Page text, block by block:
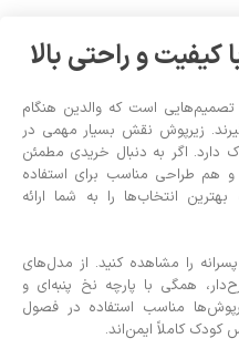
و راحتی بالا
است که والدین هنگام
زیرپوش نقش بسیار مهمی در
اگر به دنبال خریدی مطمئن
هم طراحی مناسب برای استفاده
انتخاب‌ها را به شما ارائه
را مشاهده کنید. از مدل‌های
همگی با پارچه نخ پنبه‌ای و
مناسب استفاده در فصول
کاملاً ایمن‌اند.